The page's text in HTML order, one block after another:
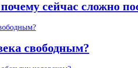
сейчас сложно
свободным?